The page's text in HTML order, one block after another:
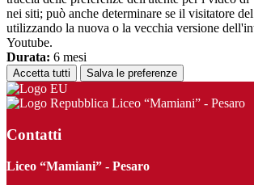
nei siti; può anche determinare se il visitatore
utilizzando la nuova o la vecchia versione
Youtube.
Durata: 6 mesi
Accetta tutti Salva le preferenze
Liceo “Mamiani” - Pesaro
Contatti
Liceo “Mamiani” - Pesaro